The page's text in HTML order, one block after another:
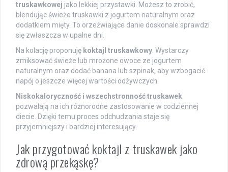
truskawkowej jako lekkiej przystawki. Możesz to zrobić,
blendując świeże truskawki z jogurtem naturalnym oraz
dodatkiem mięty. To orzeźwiające danie doskonale sprawdzi
się zwłaszcza w upalne dni.
Na kolację proponuję koktajl truskawkowy. Wystarczy
zmiksować świeże lub mrożone owoce ze jogurtem
naturalnym oraz dodać banana lub szpinak, aby wzbogacić
napój o jeszcze więcej wartości odżywczych.
Niskokaloryczność i wszechstronność truskawek
pozwalają na ich różnorodne zastosowanie w codziennej
diecie. Dzięki temu proces odchudzania staje się
przyjemniejszy i bardziej interesujący.
Jak przygotować koktajl z truskawek jako
zdrową przekąskę?